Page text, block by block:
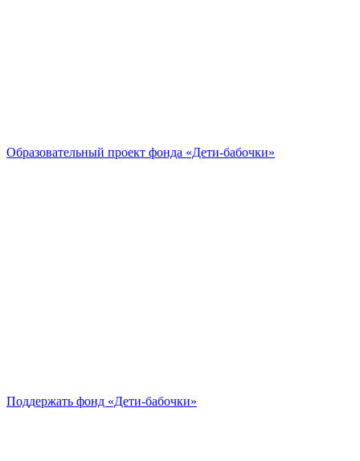
Образовательный проект фонда «Дети-бабочки»
Поддержать фонд «Дети-бабочки»